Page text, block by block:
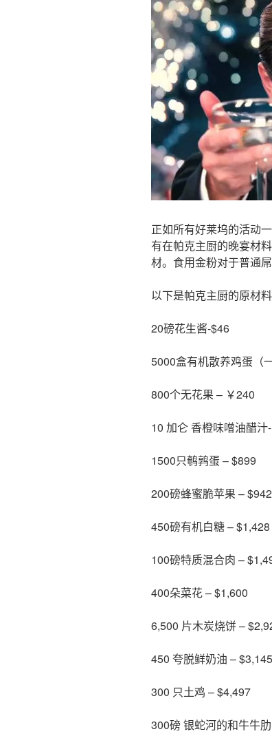
正如所有好莱坞的活动
有在帕克主厨的晚宴材
材。食用金粉对于普通
以下是帕克主厨的原材
20磅花生酱-$46
5000盒有机散养鸡蛋（
800个无花果 – ￥240
10 加仑 香橙味噌油醋汁
1500只鹌鹑蛋 – $899
200磅蜂蜜脆苹果 – $942
450磅有机白糖 – $1,428
100磅特质混合肉 –
400朵菜花 – $1,600
6,500 片木炭烧饼 –
450 夸脱鲜奶油 – $3,145
300 只土鸡 – $4,497
300磅 银蛇河的和牛牛